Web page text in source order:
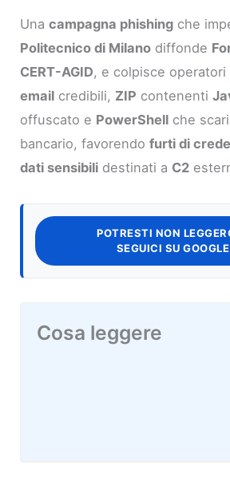
Unacampagna phishing che
Politecnico di Milano diffonde
CERT-AGID, e colpisce operatori
email credibili, ZIP contenenti
offuscato e PowerShell che
bancario, favorendofurti di
dati sensibili destinati a C2
POTRESTI NON
SEGUICI SU
Cosa leggere